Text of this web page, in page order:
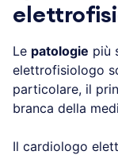
Le patologie più
elettrofisiologo
particolare, il
branca della
Il cardiologo